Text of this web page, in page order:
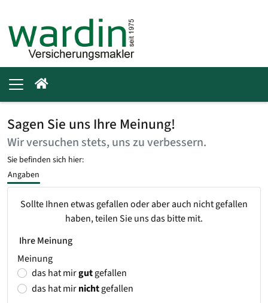
Sagen Sie uns Ihre Meinung!
Wir versuchen stets, uns zu verbessern.
Sie befinden sich hier:
Angaben
Sollte Ihnen etwas gefallen oder aber auch nicht gefallen
haben, teilen Sie uns das bitte mit.
Ihre Meinung
Meinung
das hat mirgutgefallen
das hat mirnichtgefallen